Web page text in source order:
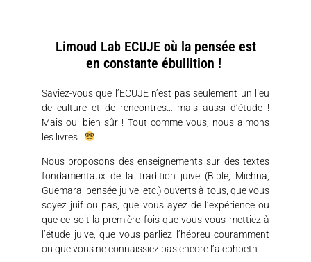
Limoud Lab ECUJE où la pensée est
en constante ébullition !
Saviez-vous que l’ECUJE n’est pas seulement un lieu
de culture et de rencontres… mais aussi d’étude !
Mais oui bien sûr ! Tout comme vous, nous aimons
les livres !
Nous proposons des enseignements sur des textes
fondamentaux de la tradition juive (Bible, Michna,
Guemara, pensée juive, etc.) ouverts à tous, que vous
soyez juif ou pas, que vous ayez de l’expérience ou
que ce soit la première fois que vous vous mettiez à
l’étude juive, que vous parliez l’hébreu couramment
ou que vous ne connaissiez pas encore l’alephbeth.